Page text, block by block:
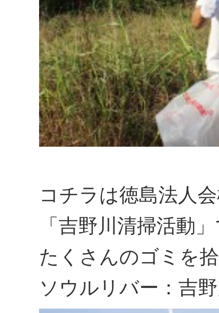
コチラは徳島法人
「吉野川清掃活動
たくさんのゴミを
ソウルリバー：吉